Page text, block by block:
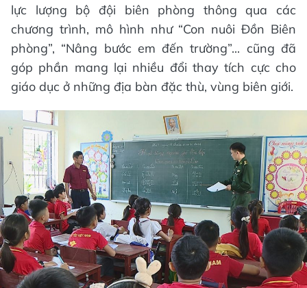
lực lượng bộ đội biên phòng thông qua các
chương trình, mô hình như “Con nuôi Đồn Biên
phòng”, “Nâng bước em đến trường”... cũng đã
góp phần mang lại nhiều đổi thay tích cực cho
giáo dục ở những địa bàn đặc thù, vùng biên giới.